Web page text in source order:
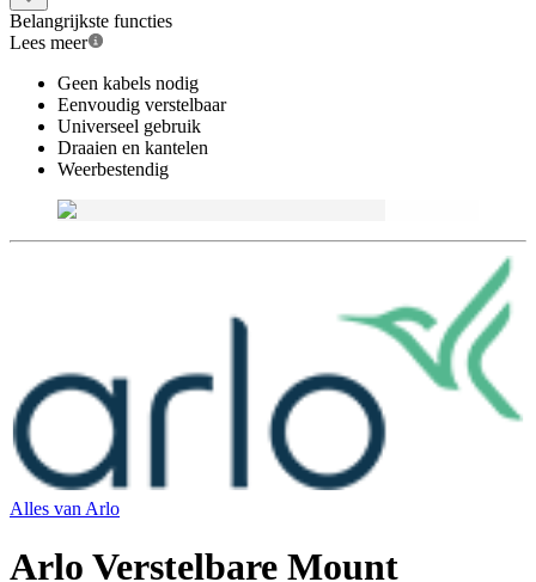
Belangrijkste functies
Lees meer
Geen kabels nodig
Eenvoudig verstelbaar
Universeel gebruik
Draaien en kantelen
Weerbestendig
Alles van Arlo
Arlo Verstelbare Mount